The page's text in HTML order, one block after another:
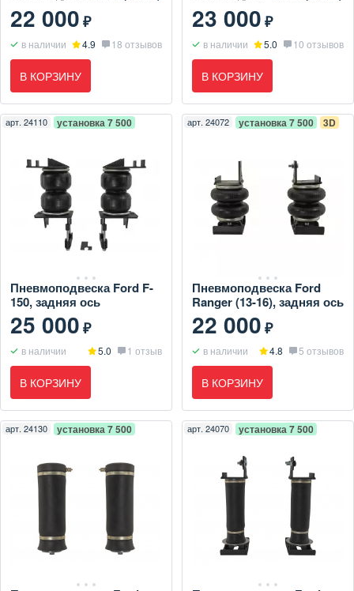
22 000₽
в наличии 4.9 18 отзывов
В КОРЗИНУ
23 000₽
в наличии 5.0 10 отзывов
В КОРЗИНУ
арт. 24110 установка 7 500
Пневмоподвеска Ford F-
150, задняя ось
25 000₽
в наличии 5.0 1 отзыв
В КОРЗИНУ
арт. 24072 установка 7 500 3D
Пневмоподвеска Ford
Ranger (13-16), задняя ось
22 000₽
в наличии 4.8 5 отзывов
В КОРЗИНУ
арт. 24130 установка 7 500 арт. 24070 установка 7 500